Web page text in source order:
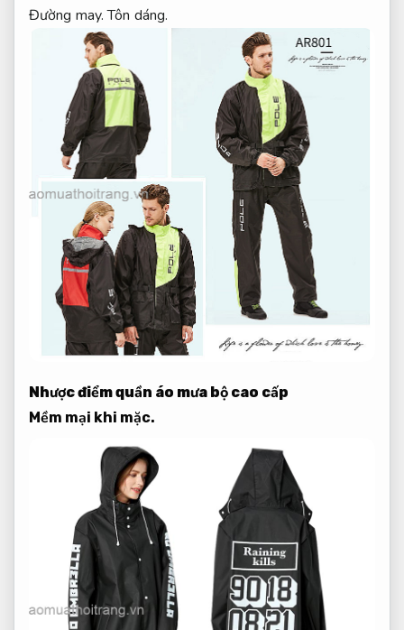
Đường may. Tôn dáng.
Nhược điểm quần áo mưa bộ cao cấp
Mềm mại khi mặc.